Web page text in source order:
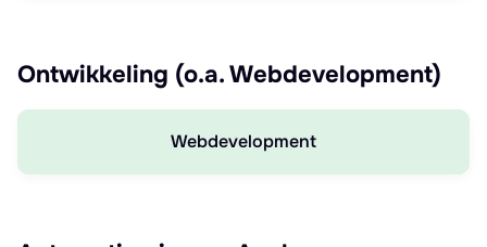
Ontwikkeling (o.a. Webdevelopment)
Webdevelopment